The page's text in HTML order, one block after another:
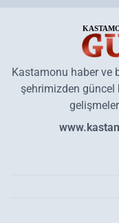
Kastamonu haber ve
şehrimizden